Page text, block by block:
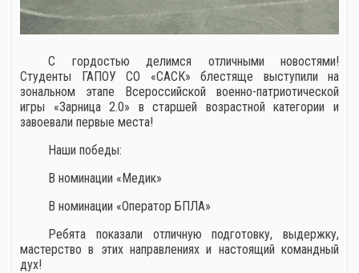
С гордостью делимся отличными новостями!
Студенты ГАПОУ СО «САСК» блестяще выступили на
зональном этапе Всероссийской военно-патриотической
игры «Зарница 2.0» в старшей возрастной категории и
завоевали первые места!
Наши победы:
В номинации «Медик»
В номинации «Оператор БПЛА»
Ребята показали отличную подготовку, выдержку,
мастерство в этих направлениях и настоящий командный
дух!